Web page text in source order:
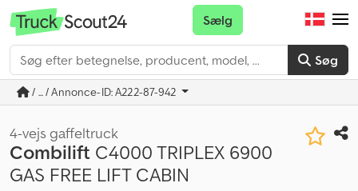
Søg
Sælg
/ ... / Annonce-ID: A222-87-942
4-vejs gaffeltruck
Combilift C4000 TRIPLEX 6900
GAS FREE LIFT CABIN